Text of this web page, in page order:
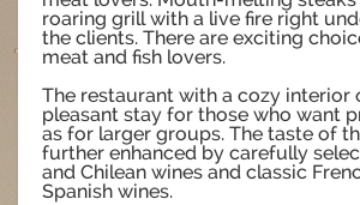
roaring grill with a live fire right
the clients. There are exciting
meat and fish lovers.
The restaurant with a cozy interior
pleasant stay for those who want
as for larger groups. The taste of
further enhanced by carefully
and Chilean wines and classic
Spanish wines.